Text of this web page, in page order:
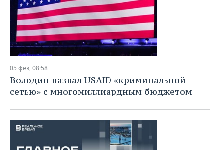
05 фев, 08:58
Володин назвал USAID «криминальной
сетью» с многомиллиардным бюджетом